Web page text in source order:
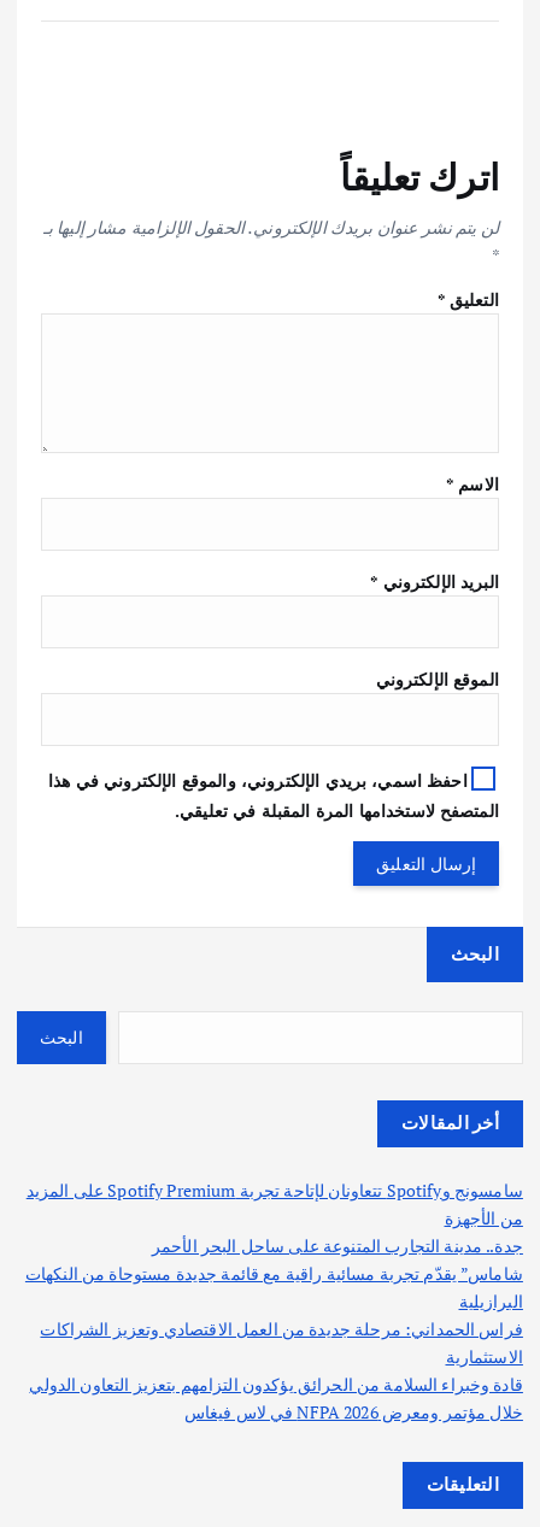
اترك تعليقاً
لن يتم نشر عنوان بريدك الإلكتروني.الحقول الإلزامية مشار إليها بـ
*
التعليق*
الاسم *
البريد الإلكتروني *
الموقع الإلكتروني
احفظ اسمي، بريدي الإلكتروني، والموقع الإلكتروني في هذا
المتصفح لاستخدامها المرة المقبلة في تعليقي.
البحث
البحث
أخر المقالات
سامسونج وSpotify تتعاونان لإتاحة تجربة Spotify Premium على المزيد
من الأجهزة
جدة.. مدينة التجارب المتنوعة على ساحل البحر الأحمر
شاماس” يقدّم تجربة مسائية راقية مع قائمة جديدة مستوحاة من النكهات
البرازيلية
فراس الحمداني: مرحلة جديدة من العمل الاقتصادي وتعزيز الشراكات
الاستثمارية
قادة وخبراء السلامة من الحرائق يؤكدون التزامهم بتعزيز التعاون الدولي
خلال مؤتمر ومعرض NFPA 2026 في لاس فيغاس
التعليقات